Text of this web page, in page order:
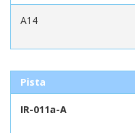
A14
Pista
IR-011a-A